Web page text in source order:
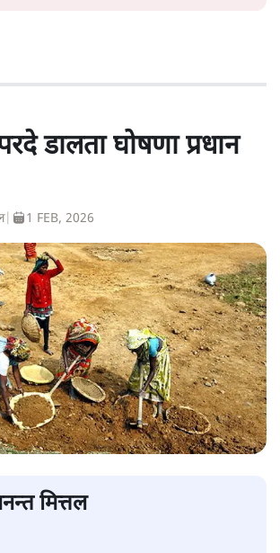
डालता घोषणा प्रधान
| 1 FEB, 2026
मित्तल